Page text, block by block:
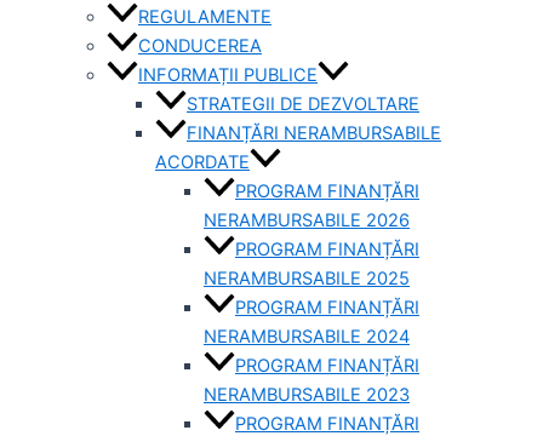
REGULAMENTE
CONDUCEREA
INFORMAȚII PUBLICE
STRATEGII DE DEZVOLTARE
FINANȚĂRI NERAMBURSABILE
ACORDATE
PROGRAM FINANȚĂRI
NERAMBURSABILE 2026
PROGRAM FINANȚĂRI
NERAMBURSABILE 2025
PROGRAM FINANȚĂRI
NERAMBURSABILE 2024
PROGRAM FINANȚĂRI
NERAMBURSABILE 2023
PROGRAM FINANȚĂRI